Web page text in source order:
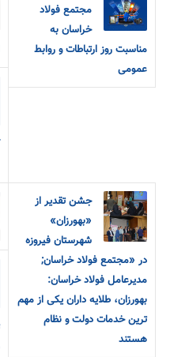
مجتمع فولاد
خراسان به
مناسبت روز ارتباطات و روابط
عمومی
جشن تقدیر از
«بهورزان»
شهرستان فیروزه
در «مجتمع فولاد خراسان;
مدیرعامل فولاد خراسان:
بهورزان، طلایه داران یکی از مهم
ترین خدمات دولت و نظام
هستند